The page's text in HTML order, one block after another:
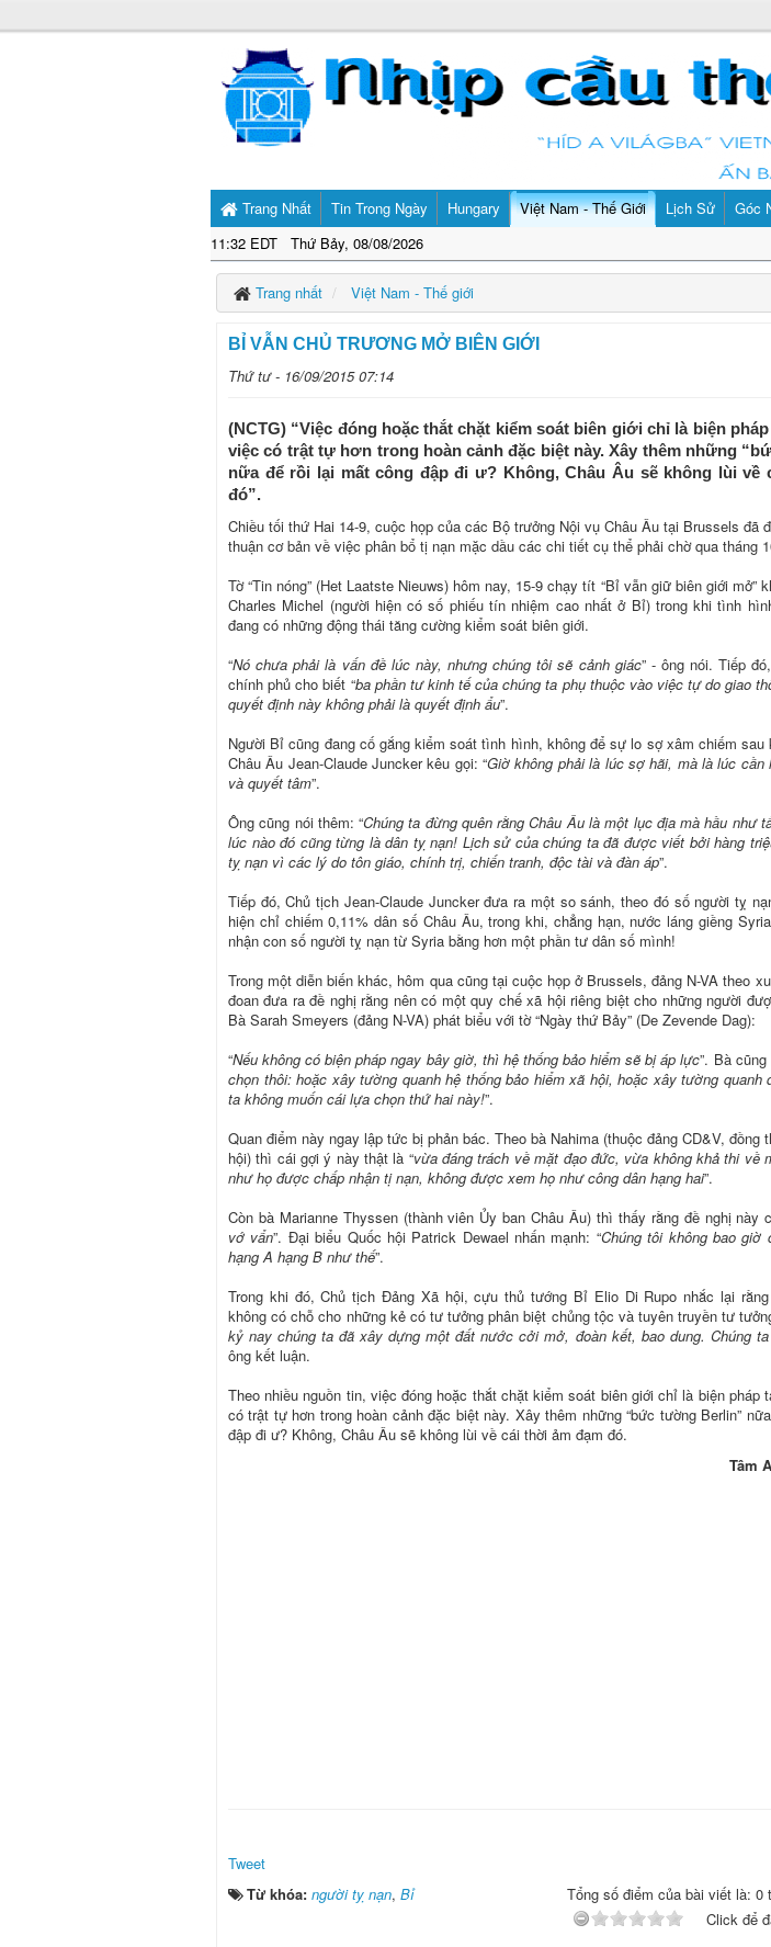
Trang Nhất
11:32 EDT Thứ Bảy, 08/08/2026
Tin Trong Ngày Hungary Việt Nam - Thế Giới Lịch Sử Góc
Trang nhất Việt Nam - Thế giới
BỈ VẪN CHỦ TRƯƠNG MỞ BIÊN GIỚI
Thứ tư - 16/09/2015 07:14
(NCTG) “Việc đóng hoặc thắt chặt kiểm soát biên giới chỉ là biện
việc có trật tự hơn trong hoàn cảnh đặc biệt này. Xây thêm những
nữa để rồi lại mất công đập đi ư? Không, Châu Âu sẽ không lùi về
đó”.
Chiều tối thứ Hai 14-9, cuộc họp của các Bộ trưởng Nội vụ Châu Âu tại Brussels đã
thuận cơ bản về việc phân bổ tị nạn mặc dầu các chi tiết cụ thể phải chờ qua tháng
Tờ “Tin nóng” (Het Laatste Nieuws) hôm nay, 15-9 chạy tít “Bỉ vẫn giữ biên giới mở”
Charles Michel (người hiện có số phiếu tín nhiệm cao nhất ở Bỉ) trong khi tình
đang có những động thái tăng cường kiểm soát biên giới.
“Nó chưa phải là vấn đề lúc này, nhưng chúng tôi sẽ cảnh giác” - ông nói. Tiếp
chính phủ cho biết “ba phần tư kinh tế của chúng ta phụ thuộc vào việc tự do giao
quyết định này không phải là quyết định ẩu”.
Người Bỉ cũng đang cố gắng kiểm soát tình hình, không để sự lo sợ xâm chiếm sau
Châu Âu Jean-Claude Juncker kêu gọi: “Giờ không phải là lúc sợ hãi, mà là lúc cần
và quyết tâm”.
Ông cũng nói thêm: “Chúng ta đừng quên rằng Châu Âu là một lục địa mà hầu như
lúc nào đó cũng từng là dân tỵ nạn! Lịch sử của chúng ta đã được viết bởi hàng
tỵ nạn vì các lý do tôn giáo, chính trị, chiến tranh, độc tài và đàn áp”.
Tiếp đó, Chủ tịch Jean-Claude Juncker đưa ra một so sánh, theo đó số người tỵ
hiện chỉ chiếm 0,11% dân số Châu Âu, trong khi, chẳng hạn, nước láng giềng
nhận con số người tỵ nạn từ Syria bằng hơn một phần tư dân số mình!
Trong một diễn biến khác, hôm qua cũng tại cuộc họp ở Brussels, đảng N-VA theo
đoan đưa ra đề nghị rằng nên có một quy chế xã hội riêng biệt cho những người
Bà Sarah Smeyers (đảng N-VA) phát biểu với tờ “Ngày thứ Bảy” (De Zevende Dag):
“Nếu không có biện pháp ngay bây giờ, thì hệ thống bảo hiểm sẽ bị áp lực”. Bà
chọn thôi: hoặc xây tường quanh hệ thống bảo hiểm xã hội, hoặc xây tường quanh
ta không muốn cái lựa chọn thứ hai này!”.
Quan điểm này ngay lập tức bị phản bác. Theo bà Nahima (thuộc đảng CD&V, đồng
hội) thì cái gợi ý này thật là “vừa đáng trách về mặt đạo đức, vừa không khả thi về
như họ được chấp nhận tị nạn, không được xem họ như công dân hạng hai”.
Còn bà Marianne Thyssen (thành viên Ủy ban Châu Âu) thì thấy rằng đề nghị này
vớ vẩn”. Đại biểu Quốc hội Patrick Dewael nhấn mạnh: “Chúng tôi không bao giờ
hạng A hạng B như thế”.
Trong khi đó, Chủ tịch Đảng Xã hội, cựu thủ tướng Bỉ Elio Di Rupo nhắc lại
không có chỗ cho những kẻ có tư tưởng phân biệt chủng tộc và tuyên truyền tư
kỷ nay chúng ta đã xây dựng một đất nước cởi mở, đoàn kết, bao dung. Chúng
ông kết luận.
Theo nhiều nguồn tin, việc đóng hoặc thắt chặt kiểm soát biên giới chỉ là biện pháp
có trật tự hơn trong hoàn cảnh đặc biệt này. Xây thêm những “bức tường Berlin”
đập đi ư? Không, Châu Âu sẽ không lùi về cái thời ảm đạm đó.
Tâm
Tweet
Từ khóa: người tỵ nạn, Bỉ
Tổng số điểm của bài viết là: 0
Click để